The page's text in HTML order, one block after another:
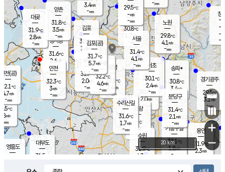
의도
℃
m/s
mm
영흥도
과천
30.7℃
2.0m/s
- mm
용인
31.9℃
2.3m/s
경기광주
29.5℃
3.1m/s
-mm
대부도
31.5
경서동
31.6℃
2.6 m/s
-mm
3.4m/s
-mm
대곶
31.9℃
2.8m/s
-mm
창
-
-m/
-
의왕
- ℃
m/s
mm
김포
32.2℃
1.4 m/s
mm
광명
32.1
℃
2.4 m/s
-mm
부천
31.7℃
2.0m/s
-mm
양촌
31.8℃
3.5m/s
-mm
구로
32.2℃
4.6m/s
-mm
은평
30.8℃
1.7 m/s
- mm
노원
29.8℃
4.1 m/s
-mm
송파*
30.8℃
3.4m/s
-mm
서초
30.1℃
2.4m/s
-mm
-mm
기흥구갈
32.1℃
1.8m/s
-
수리산길
31.6℃
1.7m/s
-mm
분당구
31.4℃
2.1 m/s
-mm
29.5℃
-m/s
-mm
인천(공)
32.1℃
4.7m/s
-mm
김포(공)
31.7℃
5.7m/s
-mm
수원
31.9℃
4.3 m/s
인천
32.3℃
3m/s
-mm
서울
31.4℃
4.1 m/s
-mm
+
−
20 km